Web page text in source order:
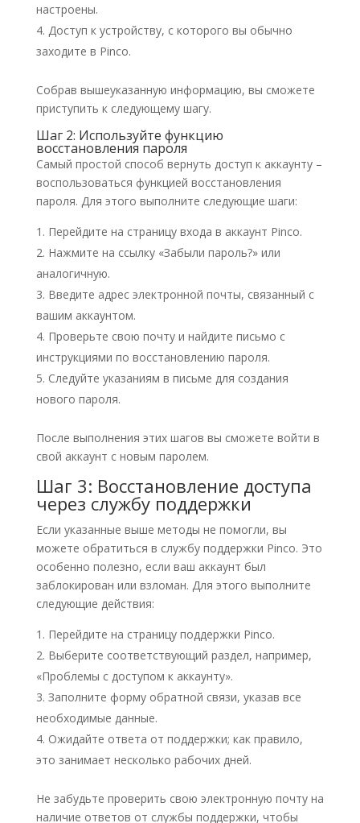
настроены.
Доступ к устройству, с которого вы обычно
заходите в Pinco.
Собрав вышеуказанную информацию, вы сможете
приступить к следующему шагу.
Шаг 2: Используйте функцию
восстановления пароля
Самый простой способ вернуть доступ к аккаунту –
воспользоваться функцией восстановления
пароля. Для этого выполните следующие шаги:
Перейдите на страницу входа в аккаунт Pinco.
Нажмите на ссылку «Забыли пароль?» или
аналогичную.
Введите адрес электронной почты, связанный с
вашим аккаунтом.
Проверьте свою почту и найдите письмо с
инструкциями по восстановлению пароля.
Следуйте указаниям в письме для создания
нового пароля.
После выполнения этих шагов вы сможете войти в
свой аккаунт с новым паролем.
Шаг 3: Восстановление доступа
через службу поддержки
Если указанные выше методы не помогли, вы
можете обратиться в службу поддержки Pinco. Это
особенно полезно, если ваш аккаунт был
заблокирован или взломан. Для этого выполните
следующие действия:
Перейдите на страницу поддержки Pinco.
Выберите соответствующий раздел, например,
«Проблемы с доступом к аккаунту».
Заполните форму обратной связи, указав все
необходимые данные.
Ожидайте ответа от поддержки; как правило,
это занимает несколько рабочих дней.
Не забудьте проверить свою электронную почту на
наличие ответов от службы поддержки, чтобы